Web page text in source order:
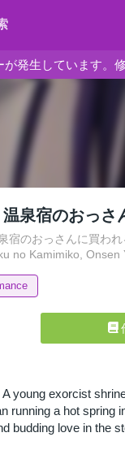
発生しています。
泉宿のおっさ
宿のおっさんに買わ
no Kamimiko, Onsen
young exorcist
running a hot
budding love in the